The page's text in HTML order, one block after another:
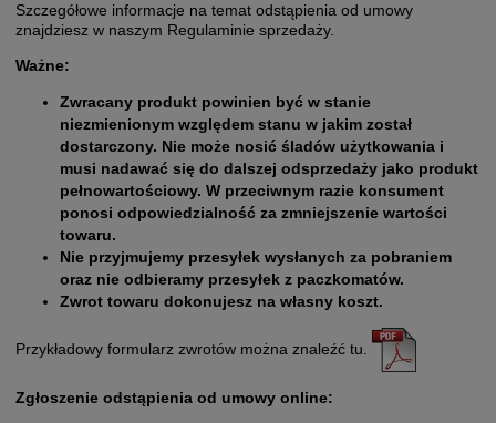
Szczegółowe informacje na temat odstąpienia od umowy
znajdziesz w naszym Regulaminie sprzedaży.
Ważne:
Zwracany produkt powinien być w stanie
niezmienionym względem stanu w jakim został
dostarczony. Nie może nosić śladów użytkowania i
musi nadawać się do dalszej odsprzedaży jako produkt
pełnowartościowy. W przeciwnym razie konsument
ponosi odpowiedzialność za zmniejszenie wartości
towaru.
Nie przyjmujemy przesyłek wysłanych za pobraniem
oraz nie odbieramy przesyłek z paczkomatów.
Zwrot towaru dokonujesz na własny koszt.
Przykładowy formularz zwrotów można znaleźć tu.
Zgłoszenie odstąpienia od umowy online: